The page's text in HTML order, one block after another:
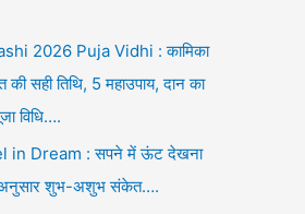
2026 Puja Vidhi : कामिका
की सही तिथि, 5 महाउपाय, दान का
विधि….
in Dream : सपने में ऊंट देखना
अनुसार शुभ-अशुभ संकेत….